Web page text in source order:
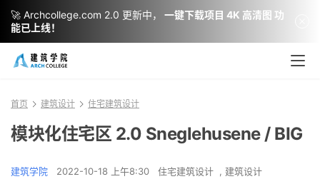
首页 建筑设计 住宅建筑设计
模块化住宅区 2.0 Sneglehusene / BIG
建筑学院 2022-10-18 上午8:30 住宅建筑设计 , 建筑设计
🚀 Archcollege.com 2.0 更新中，
一键下载项目 4K 高清图 功
能已上线！